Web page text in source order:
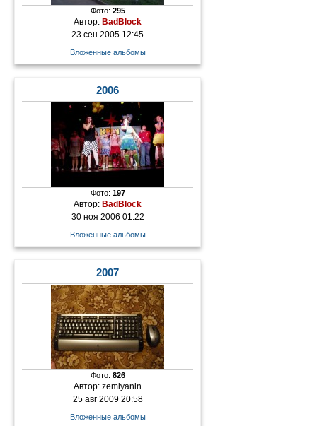
Фото: 295
Автор:BadBlock
23 сен 2005 12:45
Вложенные альбомы
2006
Фото: 197
Автор:BadBlock
30 ноя 2006 01:22
Вложенные альбомы
2007
Фото: 826
Автор:zemlyanin
25 авг 2009 20:58
Вложенные альбомы